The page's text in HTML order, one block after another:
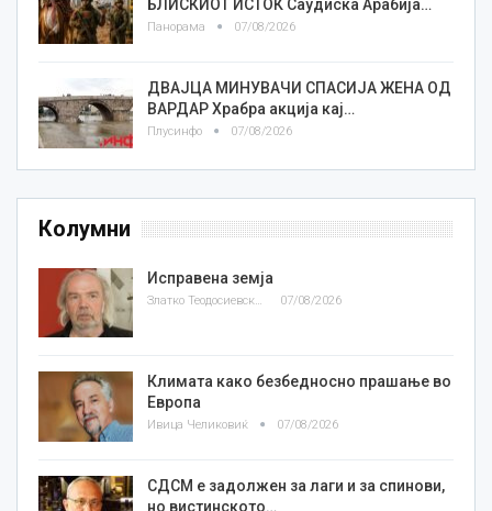
БЛИСКИОТ ИСТОК Саудиска Арабија…
Панорама 07/08/2026
ДВАЈЦА МИНУВАЧИ СПАСИЈА ЖЕНА ОД
ВАРДАР Храбра акција кај…
Плусинфо 07/08/2026
Колумни
Исправена земја
07/08/2026
Климата како безбедносно прашање во
Европа
Ивица Челиковиќ 07/08/2026
СДСМ е задолжен за лаги и за спинови,
но вистинското…